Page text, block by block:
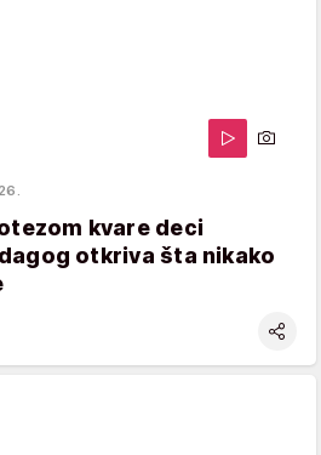
kvare deci
otkriva šta nikako